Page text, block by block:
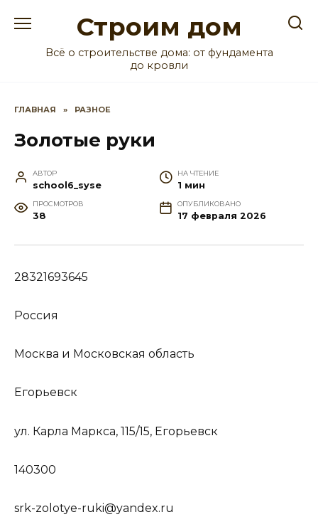
Строим дом
Всё о строительстве дома: от фундамента
до кровли
ГЛАВНАЯ » РАЗНОЕ
Золотые руки
АВТОР
school6_syse
НА ЧТЕНИЕ
1 мин
ПРОСМОТРОВ
38
ОПУБЛИКОВАНО
17 февраля 2026
28321693645
Россия
Москва и Московская область
Егорьевск
ул. Карла Маркса, 115/15, Егорьевск
140300
srk-zolotye-ruki@yandex.ru